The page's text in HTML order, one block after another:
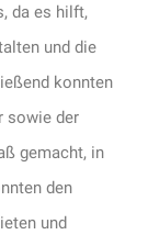
da es hilft,
und die
konnten
sowie der
gemacht, in
den
und